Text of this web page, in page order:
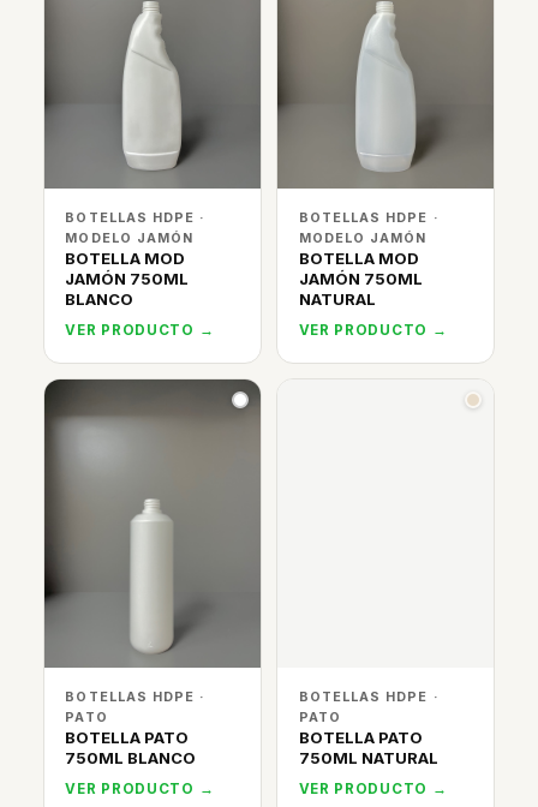
BOTELLAS HDPE ·
MODELO JAMÓN
BOTELLA MOD
JAMÓN 750ML
BLANCO
VER PRODUCTO →
BOTELLAS HDPE ·
MODELO JAMÓN
BOTELLA MOD
JAMÓN 750ML
NATURAL
VER PRODUCTO →
BOTELLAS HDPE ·
PATO
BOTELLA PATO
750ML BLANCO
VER PRODUCTO →
BOTELLAS HDPE ·
PATO
BOTELLA PATO
750ML NATURAL
VER PRODUCTO →